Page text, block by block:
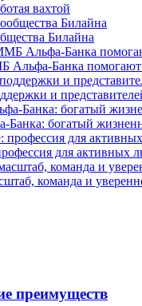
вахтой
Билайна
Банка помогают
и
Банка: богатый
для активных
команда и
преимуществ